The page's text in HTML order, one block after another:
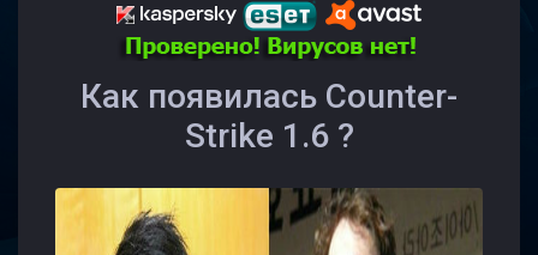
Как появилась Counter-
Strike 1.6 ?